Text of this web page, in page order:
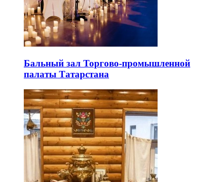
Бальный зал Торгово-промышленной
палаты Татарстана